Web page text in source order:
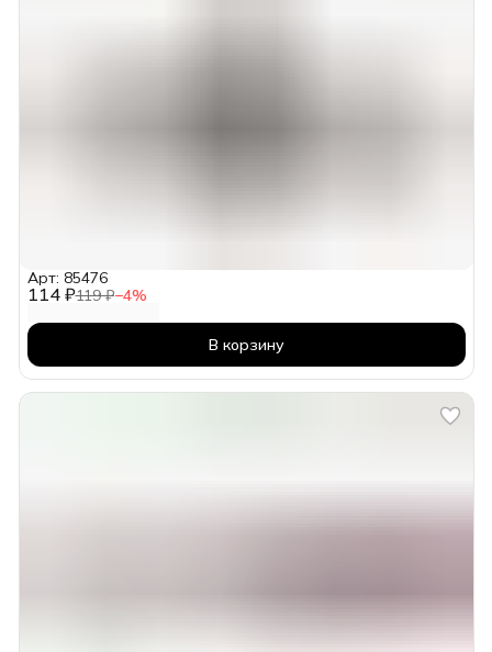
114 ₽119 ₽−4%
Арт: 85476
В корзину